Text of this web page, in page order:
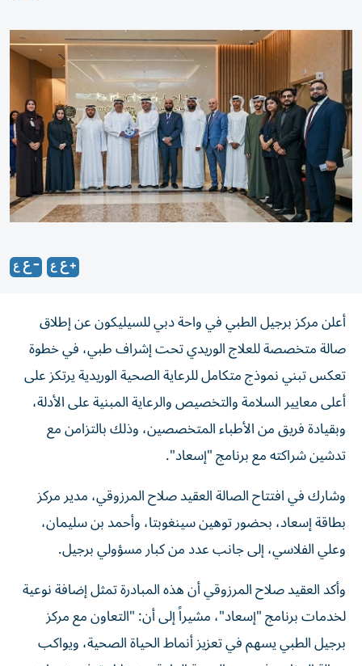
أعلن مركز برجيل الطبي في واحة دبي للسيليكون عن إطلاق
صالة متخصصة للعلاج الوريدي تحت إشراف طبي، في خطوة
تعكس تبني نموذج متكامل للرعاية الصحية الوريدية يرتكز على
أعلى معايير السلامة والتخصيص والرعاية المبنية على الأدلة،
وبقيادة فريق من الأطباء المتخصصين، وذلك بالتزامن مع
تدشين شراكته مع برنامج "إسعاد".
وشارك في افتتاح الصالة العقيد صلاح المرزوقي، مدير مركز
بطاقة إسعاد، بحضور توهين سينغوبتا، وأحمد بن سليمان،
وعلي الفلاسي، إلى جانب عدد من كبار مسؤولي برجيل.
وأكد العقيد صلاح المرزوقي أن هذه المبادرة تمثل إضافة نوعية
لخدمات برنامج "إسعاد"، مشيراً إلى أن: "التعاون مع مركز
برجيل الطبي يسهم في تعزيز أنماط الحياة الصحية، ويواكب